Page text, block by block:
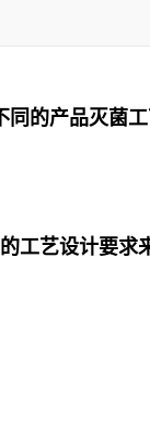
的产品灭菌
工艺设计要求